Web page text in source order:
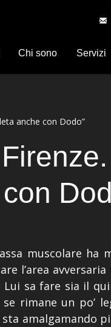
Chi sono Servizi
anche con Dodo”
muscolare ha
l’area avversaria
Lui sa fare sia il
rimane un po’
amalgamando